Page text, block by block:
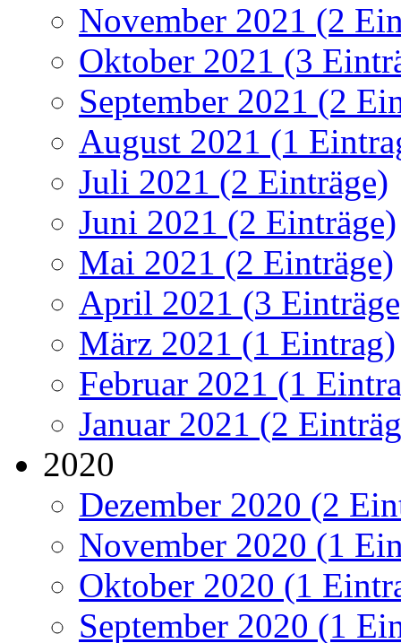
November 2021 (2
Oktober 2021 (3
September 2021 (2
August 2021 (1
Juli 2021 (2 Einträge)
Juni 2021 (2 Einträge)
Mai 2021 (2 Einträge)
April 2021 (3
März 2021 (1 Eintrag)
Februar 2021 (1
Januar 2021 (2
2020
Dezember 2020 (2
November 2020 (1
Oktober 2020 (1
September 2020 (1